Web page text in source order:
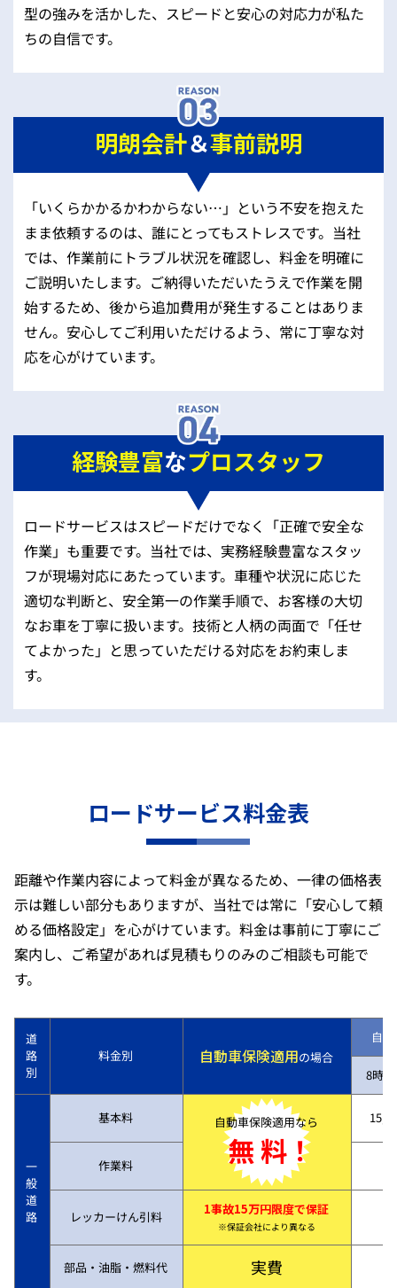
型の強みを活かした、スピードと安心の対応力が私た
ちの自信です。
明朗会計＆事前説明
「いくらかかるかわからない…」という不安を抱えた
まま依頼するのは、誰にとってもストレスです。当社
では、作業前にトラブル状況を確認し、料金を明確に
ご説明いたします。ご納得いただいたうえで作業を開
始するため、後から追加費用が発生することはありま
せん。安心してご利用いただけるよう、常に丁寧な対
応を心がけています。
経験豊富なプロスタッフ
ロードサービスはスピードだけでなく「正確で安全な
作業」も重要です。当社では、実務経験豊富なスタッ
フが現場対応にあたっています。車種や状況に応じた
適切な判断と、安全第一の作業手順で、お客様の大切
なお車を丁寧に扱います。技術と人柄の両面で「任せ
てよかった」と思っていただける対応をお約束しま
す。
ロードサービス料金表
距離や作業内容によって料金が異なるため、一律の価格表
示は難しい部分もありますが、当社では常に「安心して頼
める価格設定」を心がけています。料金は事前に丁寧にご
案内し、ご希望があれば見積もりのみのご相談も可能で
す。
道
路
別
料金別 自動車保険適用の場合
自
8時
一
般
道
路
基本料 自動車保険適用なら
無 料！
作業料
レッカーけん引料 1事故15万円限度で保証
※保証会社により異なる
部品・油脂・燃料代 実費